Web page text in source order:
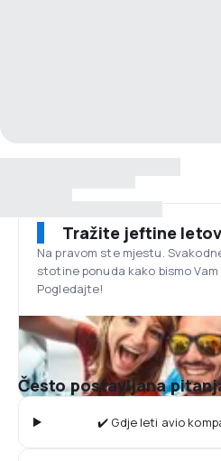
Tražite jeftine
Na pravom ste mjestu.
stotine ponuda kako bismo
Pogledajte!
Često postavljana
✔️ Gdje leti avio